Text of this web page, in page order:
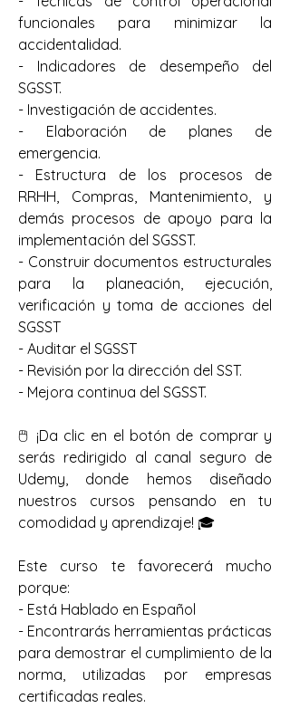
funcionales para minimizar la
accidentalidad.
- Indicadores de desempeño del
SGSST.
- Investigación de accidentes.
- Elaboración de planes de
emergencia.
- Estructura de los procesos de
RRHH, Compras, Mantenimiento, y
demás procesos de apoyo para la
implementación del SGSST.
- Construir documentos estructurales
para la planeación, ejecución,
verificación y toma de acciones del
SGSST
- Auditar el SGSST
- Revisión por la dirección del SST.
- Mejora continua del SGSST.
🖱️ ¡Da clic en el botón de comprar y
serás redirigido al canal seguro de
Udemy, donde hemos diseñado
nuestros cursos pensando en tu
comodidad y aprendizaje! 🎓
Este curso te favorecerá mucho
porque:
- Está Hablado en Español
- Encontrarás herramientas prácticas
para demostrar el cumplimiento de la
norma, utilizadas por empresas
certificadas reales.